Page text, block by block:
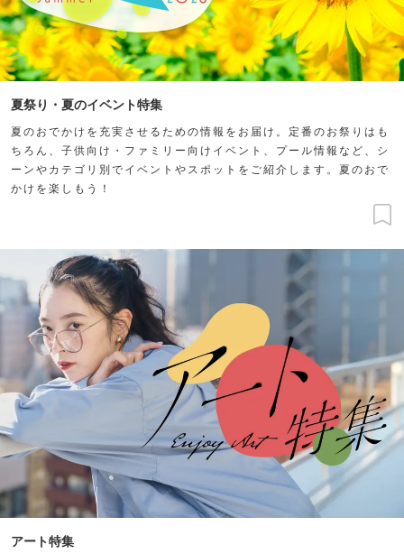
夏祭り・夏のイベント特集
夏のおでかけを充実させるための情報をお届け。定番のお祭りはも
ちろん、子供向け・ファミリー向けイベント、プール情報など、シ
ーンやカテゴリ別でイベントやスポットをご紹介します。夏のおで
かけを楽しもう！
アート特集